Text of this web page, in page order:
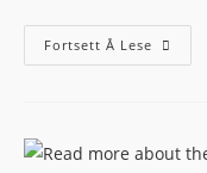
Fortsett Å Lese